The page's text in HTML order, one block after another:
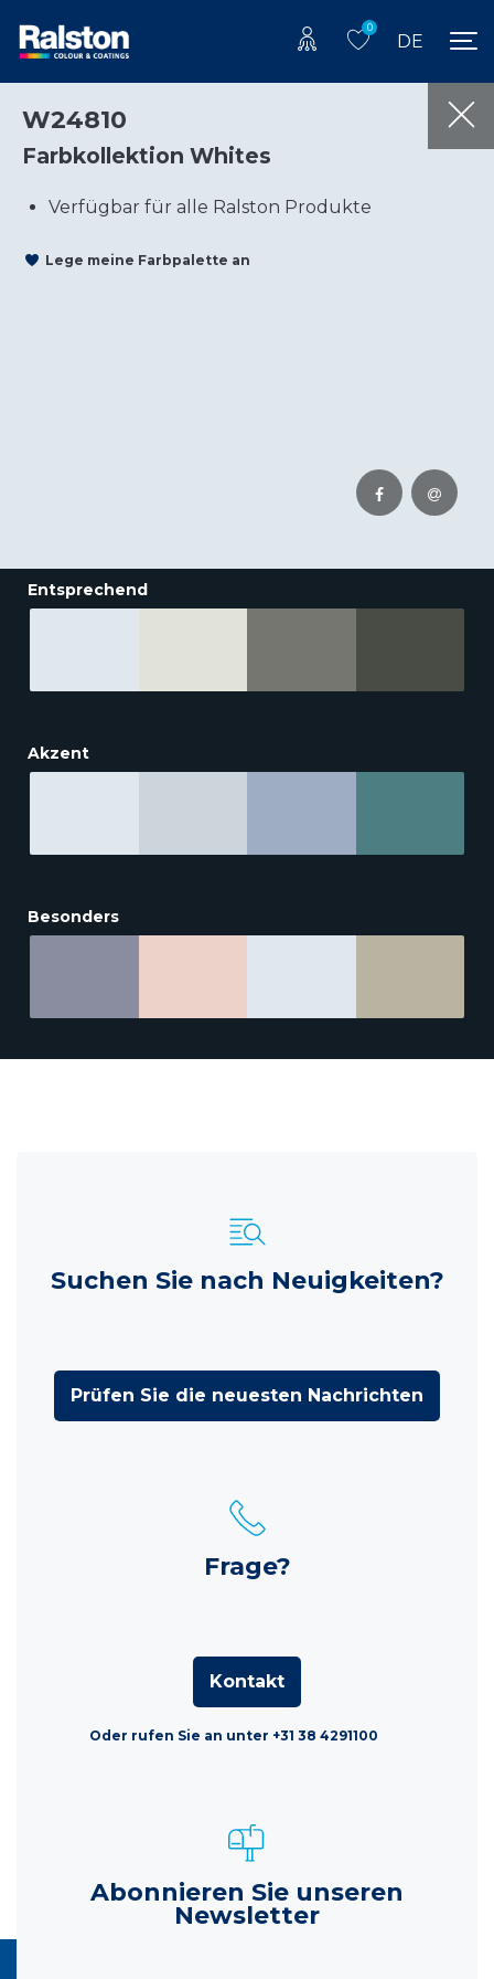
0
DE
W24810
Farbkollektion Whites
Verfügbar für alle Ralston Produkte
Lege meine Farbpalette an
Entsprechend
Akzent
Besonders
Suchen Sie nach Neuigkeiten?
Prüfen Sie die neuesten Nachrichten
Frage?
Kontakt
Oder rufen Sie an unter +31 38 4291100
Abonnieren Sie unseren
Newsletter